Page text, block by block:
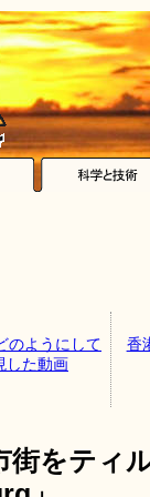
のようにして
した動画
香
街をティ